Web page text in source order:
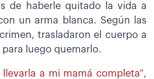
de haberle quitado la vida a
un arma blanca. Según las
trasladaron el cuerpo a
para luego quemarlo.
llevarla a mi mamá completa”,